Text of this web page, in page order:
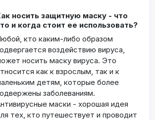
носить защитную маску - что
и когда стоит ее использовать?
кто каким-либо образом
воздействию вируса,
носить маску вируса. Это
как к взрослым, так и к
детям, которые более
заболеваниям.
маски - хорошая идея
тех, кто путешествует и проводит